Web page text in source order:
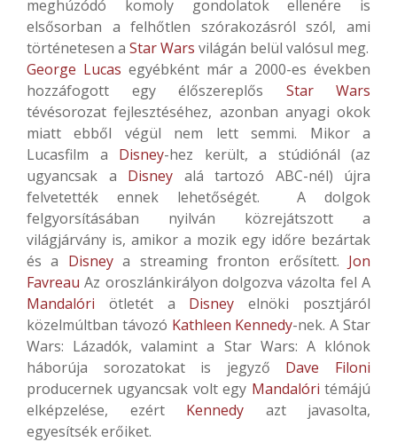
meghúzódó komoly gondolatok ellenére is
elsősorban a felhőtlen szórakozásról szól, ami
történetesen a Star Wars világán belül valósul meg.
George Lucas egyébként már a 2000-es években
hozzáfogott egy élőszereplős Star Wars
tévésorozat fejlesztéséhez, azonban anyagi okok
miatt ebből végül nem lett semmi. Mikor a
Lucasfilm a Disney-hez került, a stúdiónál (az
ugyancsak a Disney alá tartozó ABC-nél) újra
felvetették ennek lehetőségét. A dolgok
felgyorsításában nyilván közrejátszott a
világjárvány is, amikor a mozik egy időre bezártak
és a Disneya streaming fronton erősített. Jon
Favreau Az oroszlánkirályon dolgozva vázolta fel A
Mandalóri ötletét a Disney elnöki posztjáról
közelmúltban távozó Kathleen Kennedy-nek. A Star
Wars: Lázadók, valamint a Star Wars: A klónok
háborúja sorozatokat is jegyző Dave Filoni
producernek ugyancsak volt egy Mandalóri témájú
elképzelése, ezért Kennedy azt javasolta,
egyesítsék erőiket.